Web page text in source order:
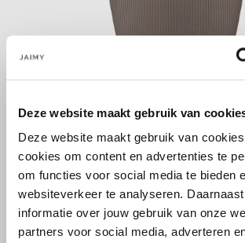
Deze website maakt gebruik van
Deze website maakt gebruik van
cookies om content en advertenties te
om functies voor social media te bieden
websiteverkeer te analyseren.
informatie over jouw gebruik van onze
partners voor social media, adverteren
Größe:
Zum Warenkorb